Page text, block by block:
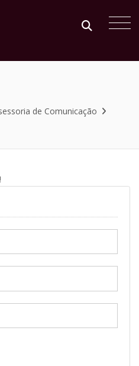
de Comunicação